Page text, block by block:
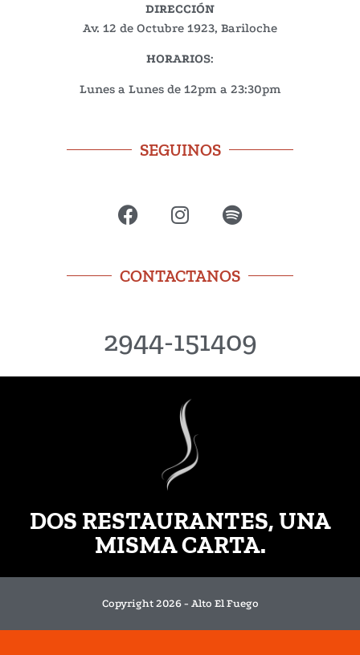
DIRECCIÓN
Av. 12 de Octubre 1923, Bariloche
HORARIOS:
Lunes a Lunes de 12pm a 23:30pm
SEGUINOS
CONTACTANOS
2944-151409
DOS RESTAURANTES, UNA
MISMA CARTA.
Copyright 2026 - Alto El Fuego